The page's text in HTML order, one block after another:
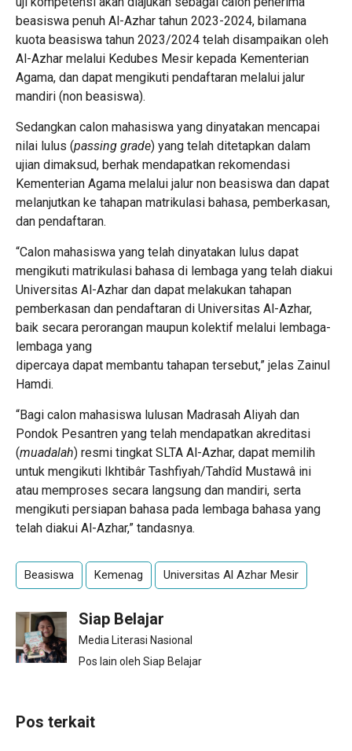
beasiswa penuh Al-Azhar tahun 2023-2024, bilamana
kuota beasiswa tahun 2023/2024 telah disampaikan oleh
Al-Azhar melalui Kedubes Mesir kepada Kementerian
Agama, dan dapat mengikuti pendaftaran melalui jalur
mandiri (non beasiswa).
Sedangkan calon mahasiswa yang dinyatakan mencapai
nilai lulus (passing grade) yang telah ditetapkan dalam
ujian dimaksud, berhak mendapatkan rekomendasi
Kementerian Agama melalui jalur non beasiswa dan dapat
melanjutkan ke tahapan matrikulasi bahasa, pemberkasan,
dan pendaftaran.
“Calon mahasiswa yang telah dinyatakan lulus dapat
mengikuti matrikulasi bahasa di lembaga yang telah diakui
Universitas Al-Azhar dan dapat melakukan tahapan
pemberkasan dan pendaftaran di Universitas Al-Azhar,
baik secara perorangan maupun kolektif melalui lembaga-
lembaga yang
dipercaya dapat membantu tahapan tersebut,” jelas Zainul
Hamdi.
“Bagi calon mahasiswa lulusan Madrasah Aliyah dan
Pondok Pesantren yang telah mendapatkan akreditasi
(muadalah) resmi tingkat SLTA Al-Azhar, dapat memilih
untuk mengikuti Ikhtibâr Tashfiyah/Tahdîd Mustawâ ini
atau memproses secara langsung dan mandiri, serta
mengikuti persiapan bahasa pada lembaga bahasa yang
telah diakui Al-Azhar,” tandasnya.
Beasiswa Kemenag Universitas Al Azhar Mesir
Siap Belajar
Media Literasi Nasional
Pos lain oleh Siap Belajar
Pos terkait